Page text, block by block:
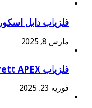
فلزیاب دابل اسکور Double Score
مارس 8, 2025
فلزیاب Garrett APEX
فوریه 23, 2025